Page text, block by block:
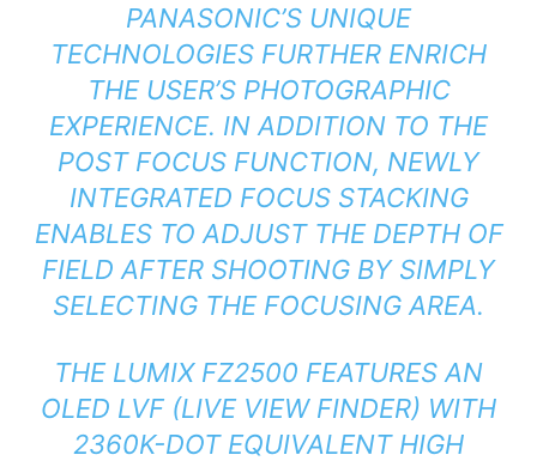
PANASONIC’S UNIQUE
TECHNOLOGIES FURTHER ENRICH
THE USER’S PHOTOGRAPHIC
EXPERIENCE. IN ADDITION TO THE
POST FOCUS FUNCTION, NEWLY
INTEGRATED FOCUS STACKING
ENABLES TO ADJUST THE DEPTH OF
FIELD AFTER SHOOTING BY SIMPLY
SELECTING THE FOCUSING AREA.
THE LUMIX FZ2500 FEATURES AN
OLED LVF (LIVE VIEW FINDER) WITH
2360K-DOT EQUIVALENT HIGH